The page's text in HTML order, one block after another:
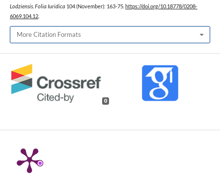
Lodziensis. Folia Iuridica 104 (November): 163-75. https://doi.org/10.18778/0208-
6069.104.12
More Citation Formats
0